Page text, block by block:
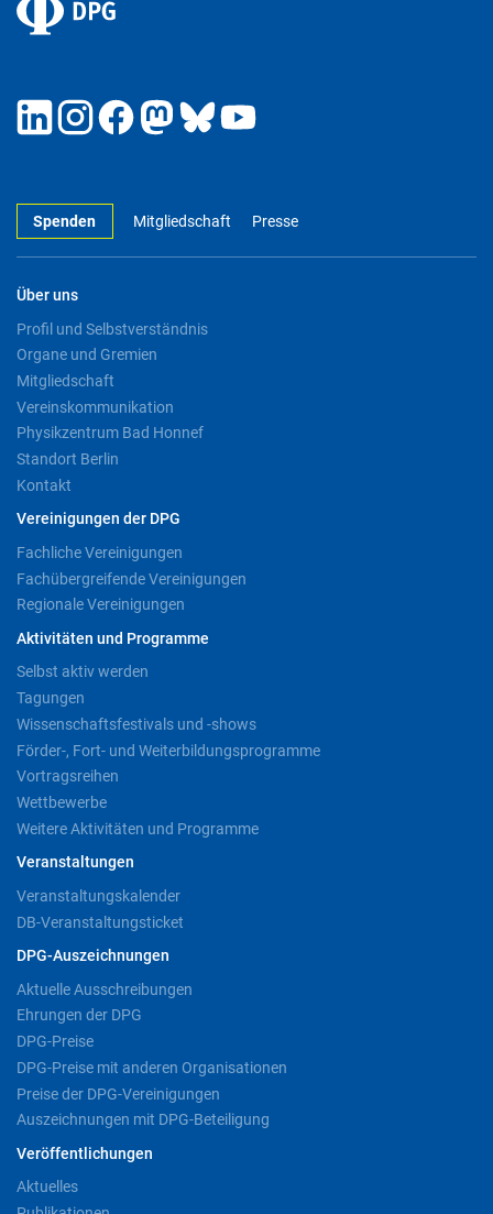
Spenden Mitgliedschaft Presse
Über uns
Profil und Selbstverständnis
Organe und Gremien
Mitgliedschaft
Vereinskommunikation
Physikzentrum Bad Honnef
Standort Berlin
Kontakt
Vereinigungen der DPG
Fachliche Vereinigungen
Fachübergreifende Vereinigungen
Regionale Vereinigungen
Aktivitäten und Programme
Selbst aktiv werden
Tagungen
Wissenschaftsfestivals und -shows
Förder-, Fort- und Weiterbildungsprogramme
Vortragsreihen
Wettbewerbe
Weitere Aktivitäten und Programme
Veranstaltungen
Veranstaltungskalender
DB-Veranstaltungsticket
DPG-Auszeichnungen
Aktuelle Ausschreibungen
Ehrungen der DPG
DPG-Preise
DPG-Preise mit anderen Organisationen
Preise der DPG-Vereinigungen
Auszeichnungen mit DPG-Beteiligung
Veröffentlichungen
Aktuelles